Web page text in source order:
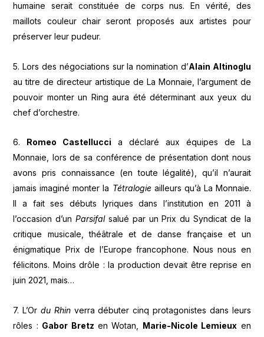
humaine serait constituée de corps nus. En vérité, des
maillots couleur chair seront proposés aux artistes pour
préserver leur pudeur.
5. Lors des négociations sur la nomination d’Alain Altinoglu
au titre de directeur artistique de La Monnaie, l’argument de
pouvoir monter un Ring aura été déterminant aux yeux du
chef d’orchestre.
6. Romeo Castellucci a déclaré aux équipes de La
Monnaie, lors de sa conférence de présentation dont nous
avons pris connaissance (en toute légalité), qu’il n’aurait
jamais imaginé monter la Tétralogieailleurs qu’à La Monnaie.
Il a fait ses débuts lyriques dans l’institution en 2011 à
l’occasion d’unParsifalsalué par un Prix du Syndicat de la
critique musicale, théâtrale et de danse française et un
énigmatique Prix de l’Europe francophone. Nous nous en
félicitons. Moins drôle : la production devait être reprise en
juin 2021, mais…
7. L’Or du Rhinverra débuter cinq protagonistes dans leurs
rôles : Gabor Bretz en Wotan, Marie-Nicole Lemieux en